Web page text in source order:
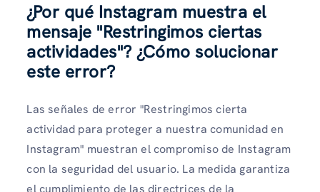
¿Por qué Instagram muestra el
mensaje "Restringimos ciertas
actividades"? ¿Cómo solucionar
este error?
Las señales de error "Restringimos cierta
actividad para proteger a nuestra comunidad en
Instagram" muestran el compromiso de Instagram
con la seguridad del usuario. La medida garantiza